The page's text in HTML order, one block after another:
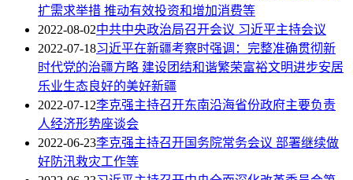
扩需求举措 推动有效投资和增加消费等
2022-08-02中共中央政治局召开会议 习近平主持会议
2022-07-18习近平在新疆考察时强调：完整准确贯彻新
时代党的治疆方略 建设团结和谐繁荣富裕文明进步安居
乐业生态良好的美好新疆
2022-07-12李克强主持召开东南沿海省份政府主要负责
人经济形势座谈会
2022-06-23李克强主持召开国务院常务会议 部署继续做
好防汛救灾工作等